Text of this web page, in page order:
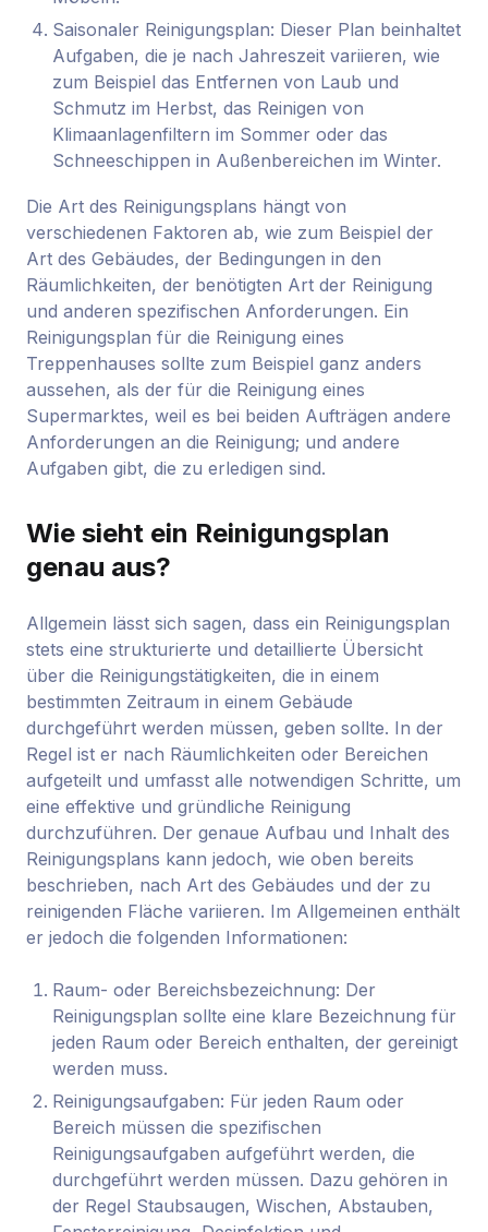
Saisonaler Reinigungsplan: Dieser Plan beinhaltet
Aufgaben, die je nach Jahreszeit variieren, wie
zum Beispiel das Entfernen von Laub und
Schmutz im Herbst, das Reinigen von
Klimaanlagenfiltern im Sommer oder das
Schneeschippen in Außenbereichen im Winter.
Die Art des Reinigungsplans hängt von
verschiedenen Faktoren ab, wie zum Beispiel der
Art des Gebäudes, der Bedingungen in den
Räumlichkeiten, der benötigten Art der Reinigung
und anderen spezifischen Anforderungen. Ein
Reinigungsplan für die Reinigung eines
Treppenhauses sollte zum Beispiel ganz anders
aussehen, als der für die Reinigung eines
Supermarktes, weil es bei beiden Aufträgen andere
Anforderungen an die Reinigung; und andere
Aufgaben gibt, die zu erledigen sind.
Wie sieht ein Reinigungsplan
genau aus?
Allgemein lässt sich sagen, dass ein Reinigungsplan
stets eine strukturierte und detaillierte Übersicht
über die Reinigungstätigkeiten, die in einem
bestimmten Zeitraum in einem Gebäude
durchgeführt werden müssen, geben sollte. In der
Regel ist er nach Räumlichkeiten oder Bereichen
aufgeteilt und umfasst alle notwendigen Schritte, um
eine effektive und gründliche Reinigung
durchzuführen. Der genaue Aufbau und Inhalt des
Reinigungsplans kann jedoch, wie oben bereits
beschrieben, nach Art des Gebäudes und der zu
reinigenden Fläche variieren. Im Allgemeinen enthält
er jedoch die folgenden Informationen:
Raum- oder Bereichsbezeichnung: Der
Reinigungsplan sollte eine klare Bezeichnung für
jeden Raum oder Bereich enthalten, der gereinigt
werden muss.
Reinigungsaufgaben: Für jeden Raum oder
Bereich müssen die spezifischen
Reinigungsaufgaben aufgeführt werden, die
durchgeführt werden müssen. Dazu gehören in
der Regel Staubsaugen, Wischen, Abstauben,